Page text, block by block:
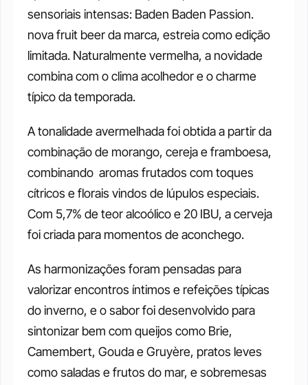
sensoriais intensas: Baden Baden Passion.
nova fruit beer da marca, estreia como edição
limitada. Naturalmente vermelha, a novidade
combina com o clima acolhedor e o charme
típico da temporada.
A tonalidade avermelhada foi obtida a partir da
combinação de morango, cereja e framboesa,
combinando  aromas frutados com toques
cítricos e florais vindos de lúpulos especiais.
Com 5,7% de teor alcoólico e 20 IBU, a cerveja
foi criada para momentos de aconchego.
As harmonizações foram pensadas para
valorizar encontros íntimos e refeições típicas
do inverno, e o sabor foi desenvolvido para
sintonizar bem com queijos como Brie,
Camembert, Gouda e Gruyère, pratos leves
como saladas e frutos do mar, e sobremesas